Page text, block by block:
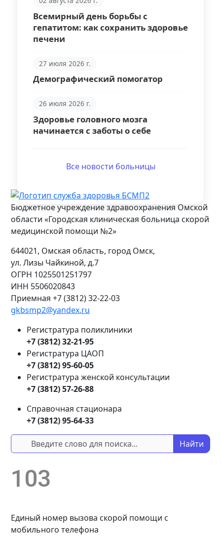
Всемирный день борьбы с
гепатитом: как сохранить здоровье
печени
27 июля 2026 г.
Демографический помогатор
26 июля 2026 г.
Здоровье головного мозга
начинается с заботы о себе
Все новости больницы
Бюджетное учреждение здравоохранения Омской
области «Городская клиническая больница скорой
медицинской помощи №2»
644021, Омская область, город Омск,
ул. Лизы Чайкиной, д.7
ОГРН 1025501251797
ИНН 5506020843
Приемная +7 (3812) 32-22-03
gkbsmp2@yandex.ru
Регистратура поликлиники
+7 (3812) 32-21-95
Регистратура ЦАОП
+7 (3812) 95-60-05
Регистратура женской консультации
+7 (3812) 57-26-88
Справочная стационара
+7 (3812) 95-64-33
Найти
103
Единый номер вызова скорой помощи с
мобильного телефона